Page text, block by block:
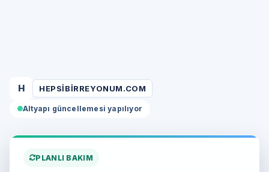
H HEPSIBIRREYONUM.COM
Altyapı güncellemesi yapılıyor
PLANLI BAKIM